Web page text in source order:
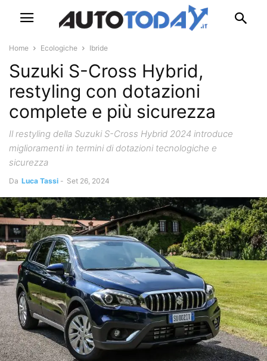
Home Ecologiche Ibride
Suzuki S-Cross Hybrid,
restyling con dotazioni
complete e più sicurezza
Il restyling della Suzuki S-Cross Hybrid 2024 introduce
miglioramenti in termini di dotazioni tecnologiche e
sicurezza
Da Luca Tassi - Set 26, 2024